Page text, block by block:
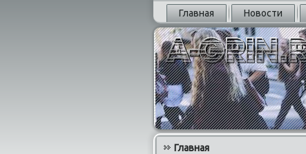
Главная Новости
Главная